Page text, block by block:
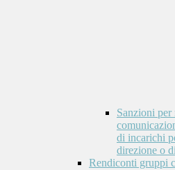
Sanzioni per
di incarichi
direzione o
Rendiconti gruppi